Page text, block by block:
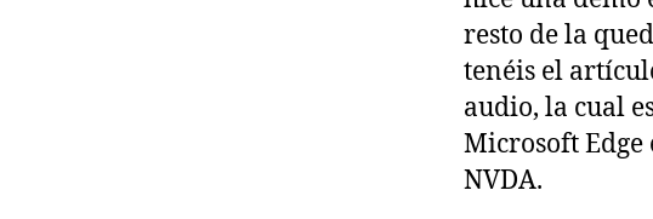
resto de la
tenéis el
audio, la cual
Microsoft
NVDA.